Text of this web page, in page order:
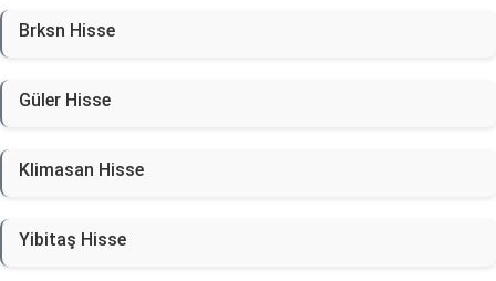
Brksn Hisse
Güler Hisse
Klimasan Hisse
Yibitaş Hisse